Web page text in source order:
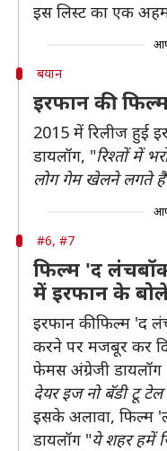
इस लिस्ट का एक
बयान
इरफान की
2015 में रिलीज हुई
डायलॉग, "रिश्तों में
लोग गेम खेलने लगते हैं
#6, #7
फिल्म 'द
में इरफान के
इरफान की फिल्म 'द
करने पर मजबूर कर
फेमस अंग्रेजी डायलॉग
देयर इज नो बॅडी टू
इसके अलावा, फिल्म
डायलॉग "ये शहर हमें